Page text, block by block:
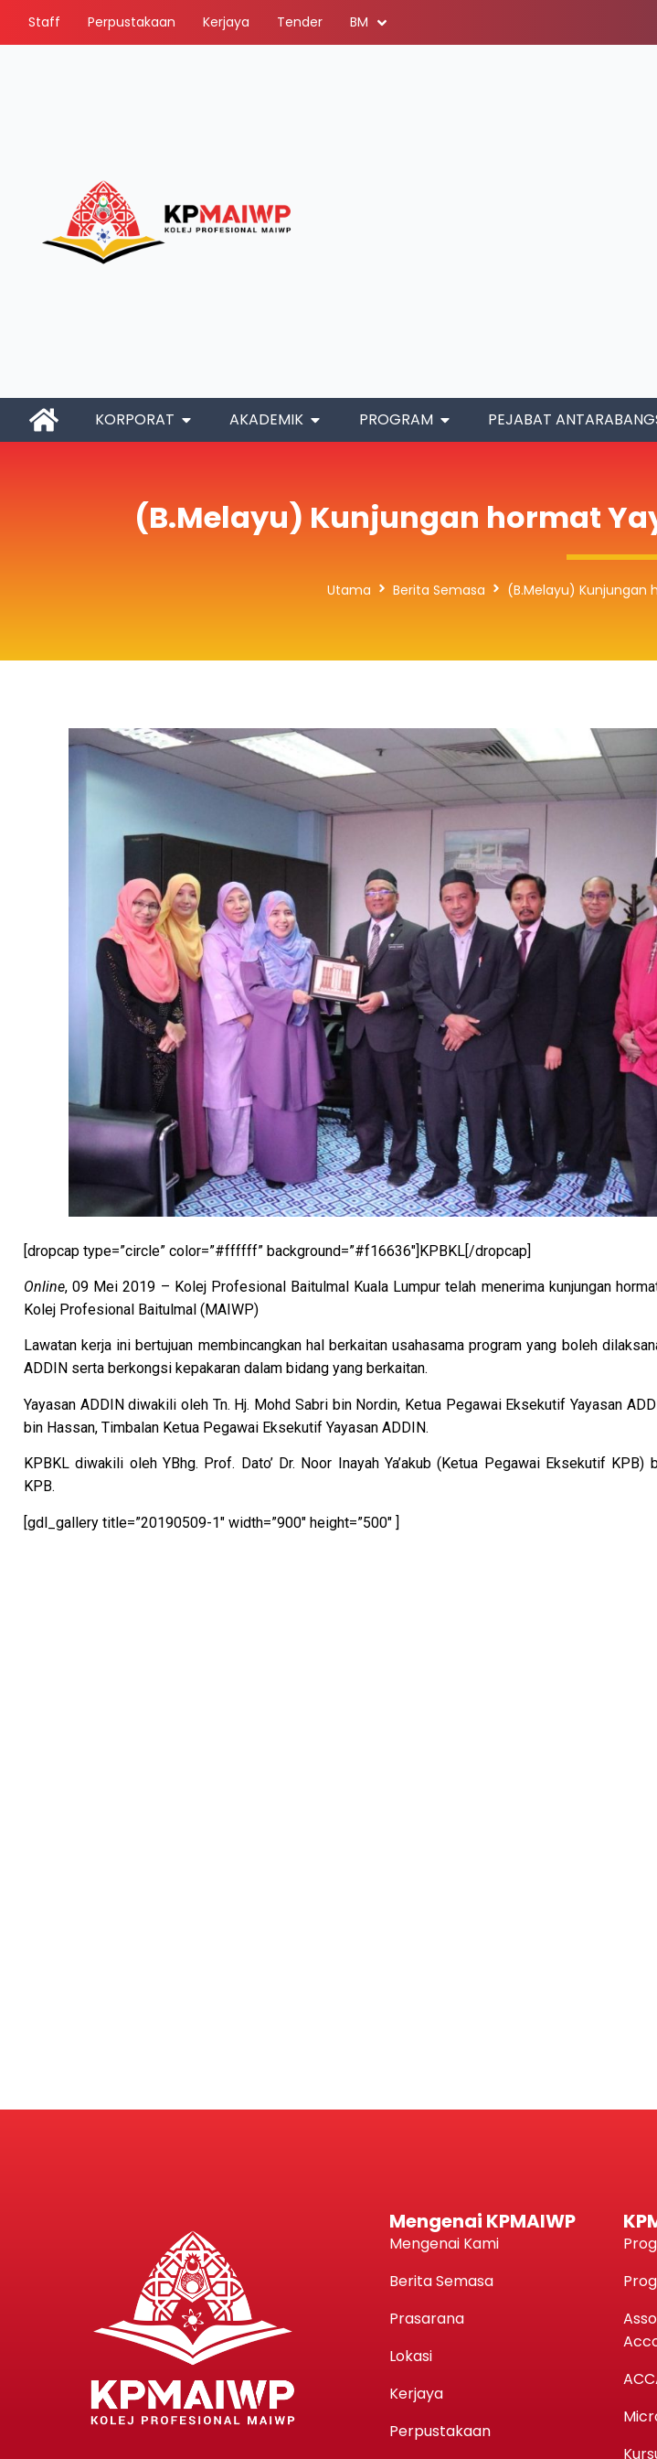
Staff Perpustakaan Kerjaya Tender BM
KORPORAT AKADEMIK PROGRAM PEJABAT
(B.Melayu) Kunjungan hormat
Utama Berita Semasa (B.Melayu) Kunjungan
[dropcap type=”circle” color=”#ffffff” background=”#f16636″]KPBKL[/dropcap]
Online, 09 Mei 2019 – Kolej Profesional Baitulmal Kuala Lumpur telah menerima kunjungan
Kolej Profesional Baitulmal (MAIWP)
Lawatan kerja ini bertujuan membincangkan hal berkaitan usahasama program yang boleh
ADDIN serta berkongsi kepakaran dalam bidang yang berkaitan.
Yayasan ADDIN diwakili oleh Tn. Hj. Mohd Sabri bin Nordin, Ketua Pegawai Eksekutif Yayasan
bin Hassan, Timbalan Ketua Pegawai Eksekutif Yayasan ADDIN.
KPBKL diwakili oleh YBhg. Prof. Dato’ Dr. Noor Inayah Ya’akub (Ketua Pegawai Eksekutif KPB)
KPB.
[gdl_gallery title=”20190509-1″ width=”900″ height=”500″ ]
Mengenai KPMAIWP
Mengenai Kami
Berita Semasa
Prasarana
Lokasi
Kerjaya
Perpustakaan